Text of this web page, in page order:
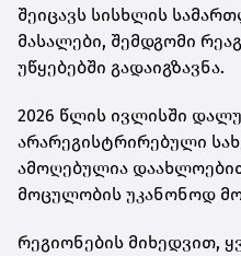
შეიცავს სისხლის
მასალები, შემდგომი
უწყებებში გადაიგზავნა.
2026 წლის ივლისში
არარეგისტრირებული
ამოღებულია
მოცულობის უკანონოდ
რეგიონების მიხედვით,